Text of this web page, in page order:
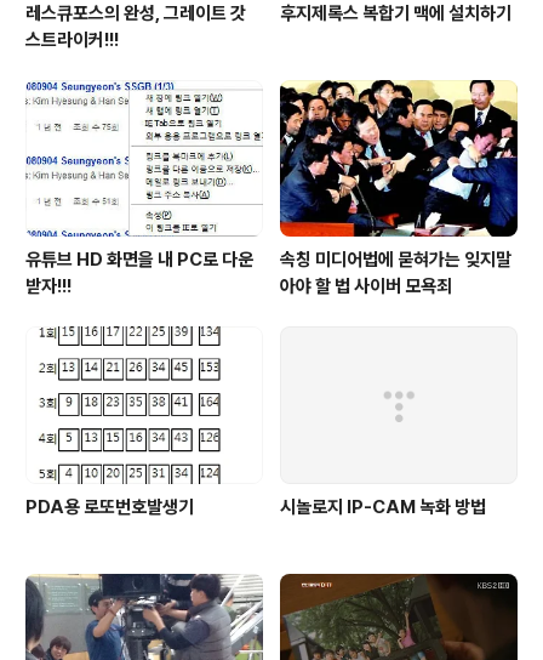
레스큐포스의 완성, 그레이트 갓
스트라이커!!!
후지제록스 복합기 맥에 설치하기
유튜브 HD 화면을 내 PC로 다운
받자!!!
속칭 미디어법에 묻혀가는 잊지말
아야 할 법 사이버 모욕죄
PDA용 로또번호발생기 시놀로지 IP-CAM 녹화 방법